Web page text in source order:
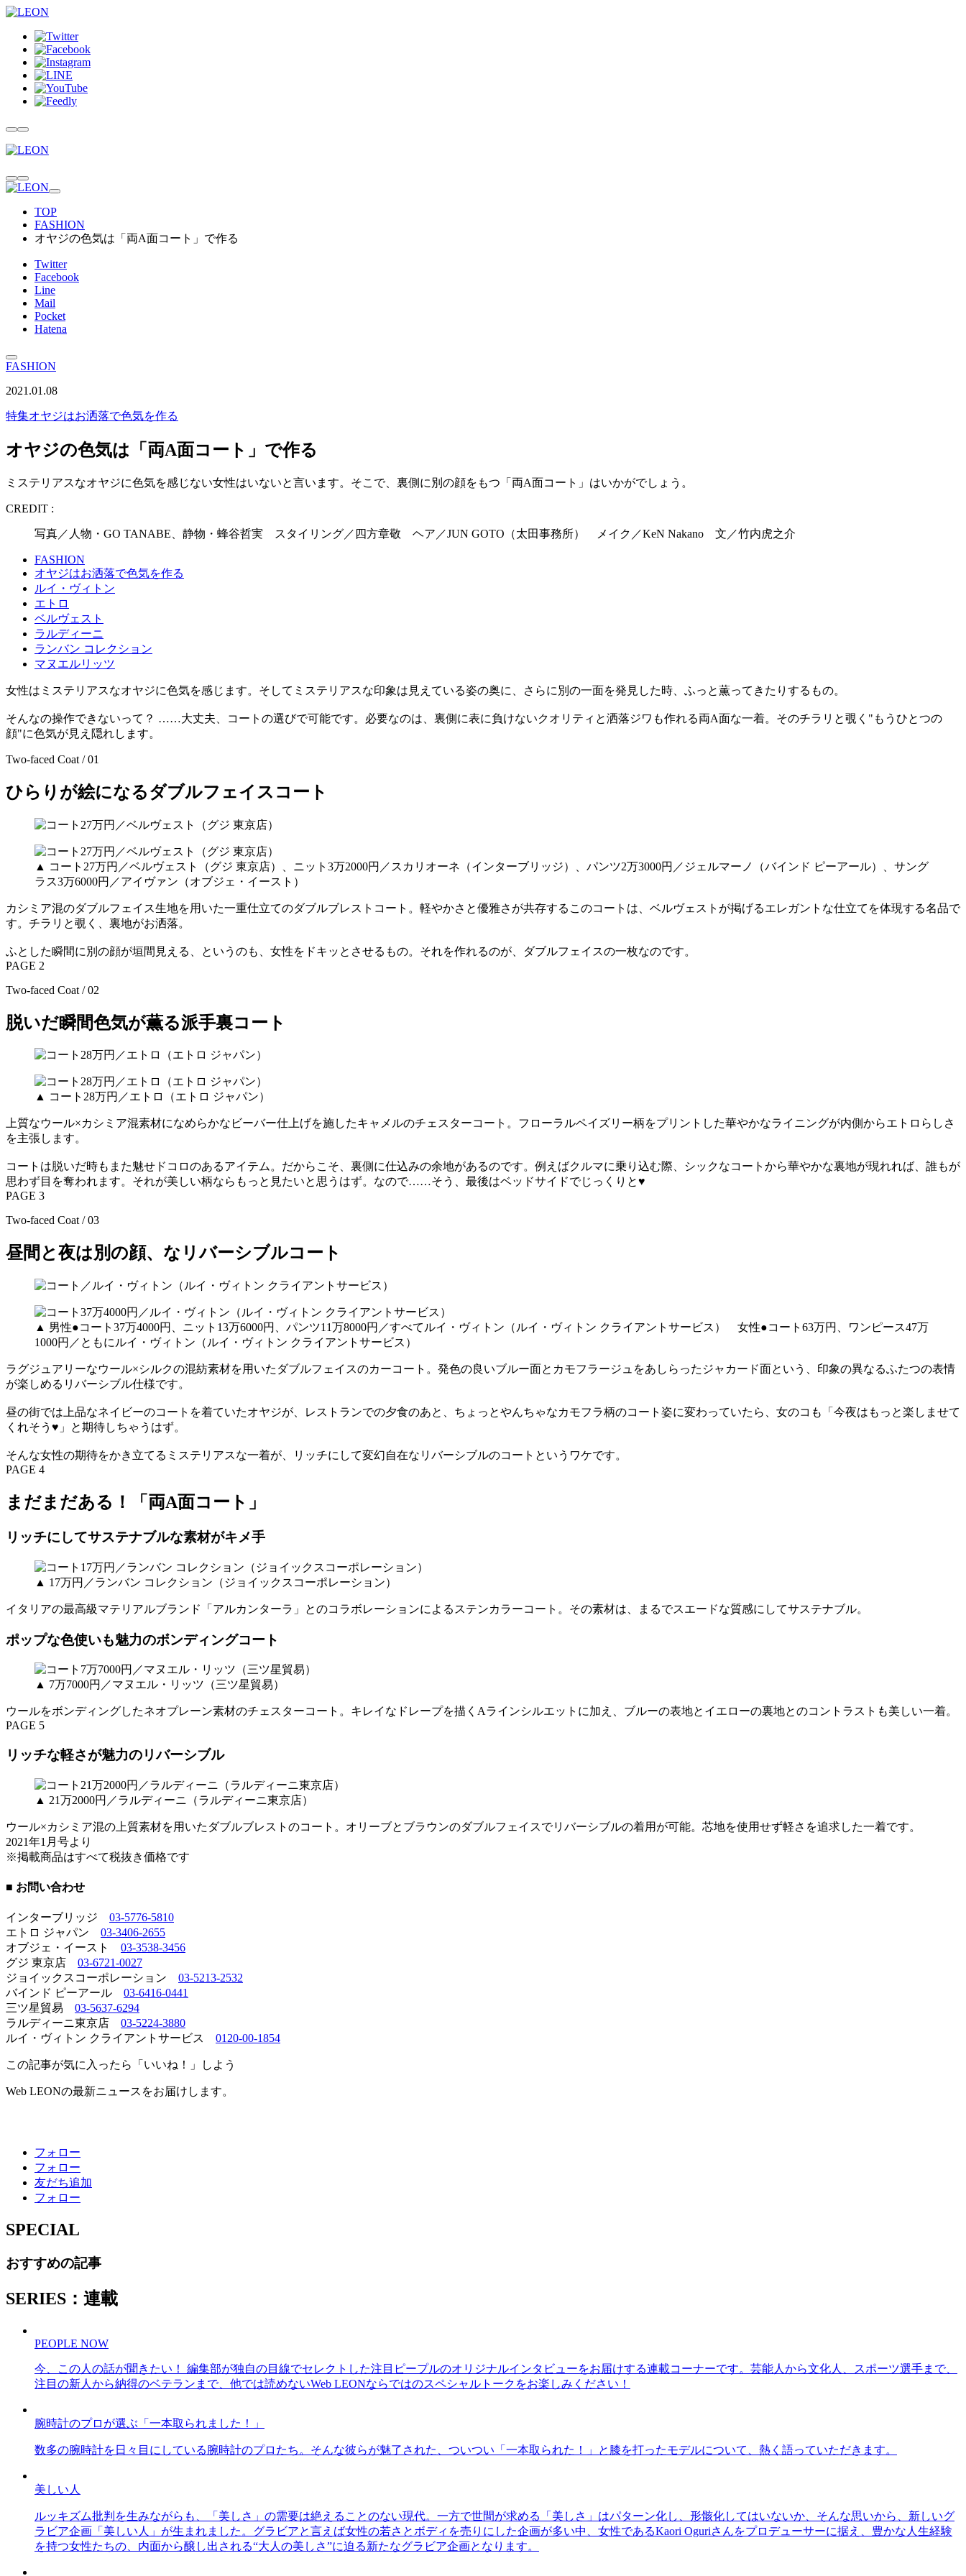
TOP
FASHION
オヤジの色気は「両A面コート」で作る
Twitter
Facebook
Line
Mail
Pocket
Hatena
FASHION
2021.01.08
特集オヤジはお洒落で色気を作る
オヤジの色気は「両A面コート」で作る
ミステリアスなオヤジに色気を感じない女性はいないと言います。そこで、裏側に別の顔をもつ「両A面コート」はいかがでしょう。
CREDIT :
写真／人物・GO TANABE、静物・蜂谷哲実 スタイリング／四方章敬 ヘア／JUN GOTO（太田事務所） メイク／KeN Nakano 文／竹内虎之介
FASHION
オヤジはお洒落で色気を作る
ルイ・ヴィトン
エトロ
ベルヴェスト
ラルディーニ
ランバン コレクション
マヌエルリッツ
女性はミステリアスなオヤジに色気を感じます。そしてミステリアスな印象は見えている姿の奥に、さらに別の一面を発見した時、ふっと薫ってきたりするもの。
そんなの操作できないって？ ……大丈夫、コートの選びで可能です。必要なのは、裏側に表に負けないクオリティと洒落ジワも作れる両A面な一着。そのチラリと覗く"もうひとつの
顔"に色気が見え隠れします。
Two-faced Coat / 01
ひらりが絵になるダブルフェイスコート
▲ コート27万円／ベルヴェスト（グジ 東京店）、ニット3万2000円／スカリオーネ（インターブリッジ）、パンツ2万3000円／ジェルマーノ（バインド ピーアール）、サング
ラス3万6000円／アイヴァン（オブジェ・イースト）
カシミア混のダブルフェイス生地を用いた一重仕立てのダブルブレストコート。軽やかさと優雅さが共存するこのコートは、ベルヴェストが掲げるエレガントな仕立てを体現する名品で
す。チラリと覗く、裏地がお洒落。
ふとした瞬間に別の顔が垣間見える、というのも、女性をドキッとさせるもの。それを作れるのが、ダブルフェイスの一枚なのです。
PAGE 2
Two-faced Coat / 02
脱いだ瞬間色気が薫る派手裏コート
▲ コート28万円／エトロ（エトロ ジャパン）
上質なウール×カシミア混素材になめらかなビーバー仕上げを施したキャメルのチェスターコート。フローラルペイズリー柄をプリントした華やかなライニングが内側からエトロらしさ
を主張します。
コートは脱いだ時もまた魅せドコロのあるアイテム。だからこそ、裏側に仕込みの余地があるのです。例えばクルマに乗り込む際、シックなコートから華やかな裏地が現れれば、誰もが
思わず目を奪われます。それが美しい柄ならもっと見たいと思うはず。なので……そう、最後はベッドサイドでじっくりと♥
PAGE 3
Two-faced Coat / 03
昼間と夜は別の顔、なリバーシブルコート
▲ 男性●コート37万4000円、ニット13万6000円、パンツ11万8000円／すべてルイ・ヴィトン（ルイ・ヴィトン クライアントサービス） 女性●コート63万円、ワンピース47万
1000円／ともにルイ・ヴィトン（ルイ・ヴィトン クライアントサービス）
ラグジュアリーなウール×シルクの混紡素材を用いたダブルフェイスのカーコート。発色の良いブルー面とカモフラージュをあしらったジャカード面という、印象の異なるふたつの表情
が楽しめるリバーシブル仕様です。
昼の街では上品なネイビーのコートを着ていたオヤジが、レストランでの夕食のあと、ちょっとやんちゃなカモフラ柄のコート姿に変わっていたら、女のコも「今夜はもっと楽しませて
くれそう♥」と期待しちゃうはず。
そんな女性の期待をかき立てるミステリアスな一着が、リッチにして変幻自在なリバーシブルのコートというワケです。
PAGE 4
まだまだある！「両A面コート」
リッチにしてサステナブルな素材がキメ手
▲ 17万円／ランバン コレクション（ジョイックスコーポレーション）
イタリアの最高級マテリアルブランド「アルカンターラ」とのコラボレーションによるステンカラーコート。その素材は、まるでスエードな質感にしてサステナブル。
ポップな色使いも魅力のボンディングコート
▲ 7万7000円／マヌエル・リッツ（三ツ星貿易）
ウールをボンディングしたネオプレーン素材のチェスターコート。キレイなドレープを描くAラインシルエットに加え、ブルーの表地とイエローの裏地とのコントラストも美しい一着。
PAGE 5
リッチな軽さが魅力のリバーシブル
▲ 21万2000円／ラルディーニ（ラルディーニ東京店）
ウール×カシミア混の上質素材を用いたダブルブレストのコート。オリーブとブラウンのダブルフェイスでリバーシブルの着用が可能。芯地を使用せず軽さを追求した一着です。
2021年1月号より
※掲載商品はすべて税抜き価格です
■ お問い合わせ
インターブリッジ 03-5776-5810
エトロ ジャパン 03-3406-2655
オブジェ・イースト 03-3538-3456
グジ 東京店 03-6721-0027
ジョイックスコーポレーション 03-5213-2532
バインド ピーアール 03-6416-0441
三ツ星貿易 03-5637-6294
ラルディーニ東京店 03-5224-3880
ルイ・ヴィトン クライアントサービス 0120-00-1854
この記事が気に入ったら「いいね！」しよう
Web LEONの最新ニュースをお届けします。
フォロー
フォロー
友だち追加
フォロー
SPECIAL
おすすめの記事
SERIES：連載
PEOPLE NOW
今、この人の話が聞きたい！ 編集部が独自の目線でセレクトした注目ピープルのオリジナルインタビューをお届けする連載コーナーです。芸能人から文化人、スポーツ選手まで、
注目の新人から納得のベテランまで、他では読めないWeb LEONならではのスペシャルトークをお楽しみください！
腕時計のプロが選ぶ「一本取られました！」
数多の腕時計を日々目にしている腕時計のプロたち。そんな彼らが魅了された、ついつい「一本取られた！」と膝を打ったモデルについて、熱く語っていただきます。
美しい人
ルッキズム批判を生みながらも、「美しさ」の需要は絶えることのない現代。一方で世間が求める「美しさ」はパターン化し、形骸化してはいないか、そんな思いから、新しいグ
ラビア企画「美しい人」が生まれました。グラビアと言えば女性の若さとボディを売りにした企画が多い中、女性であるKaori Oguriさんをプロデューサーに据え、豊かな人生経験
を持つ女性たちの、内面から醸し出される“大人の美しさ”に迫る新たなグラビア企画となります。